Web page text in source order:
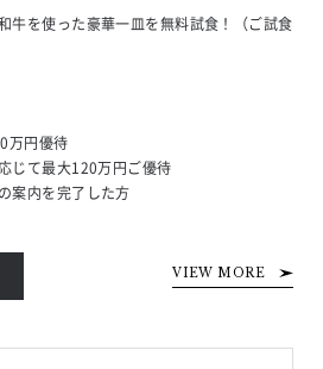
牛を使った豪華一皿を無料試食！（ご試食
万円優待
じて最大120万円ご優待
案内を完了した方
VIEW MORE